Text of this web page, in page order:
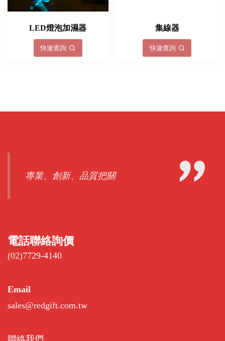
LED燈泡加濕器
快速查詢
集線器
快速查詢
專業、創新、品質把關
電話聯絡詢價
(02)7729-4140
Email
sales@redgift.com.tw